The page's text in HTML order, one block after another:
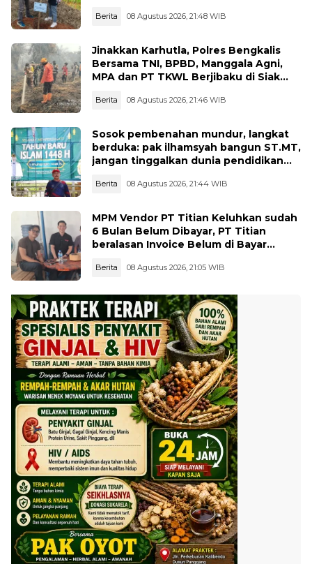
Berita 08 Agustus 2026, 21:48 WIB
Jinakkan Karhutla, Polres Bengkalis
Bersama TNI, BPBD, Manggala Agni,
MPA dan PT TKWL Berjibaku di Siak
Berita 08 Agustus 2026, 21:46 WIB
Sosok pembenahan mundur, langkat
berduka: pak ilhamsyah bangun ST.MT,
jangan tinggalkan dunia pendidikan
Berita 08 Agustus 2026, 21:44 WIB
MPM Vendor PT Titian Keluhkan sudah
6 Bulan Belum Dibayar, PT Titian
beralasan Invoice Belum di Bayar
Berita 08 Agustus 2026, 21:05 WIB